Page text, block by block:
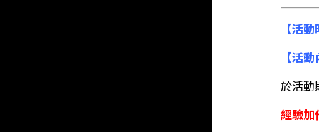
【活
【活
於活動
經驗加